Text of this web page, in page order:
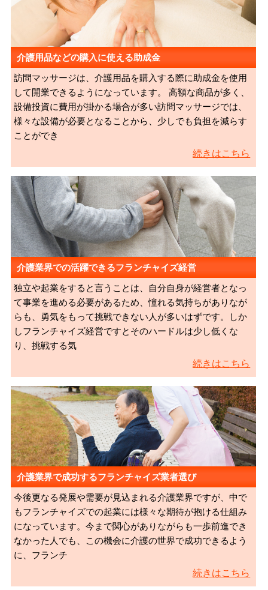
介護用品などの購入に使える助成金
訪問マッサージは、介護用品を購入する際に助成金を使用
して開業できるようになっています。 高額な商品が多く、
設備投資に費用が掛かる場合が多い訪問マッサージでは、
様々な設備が必要となることから、少しでも負担を減らす
ことができ
続きはこちら
介護業界での活躍できるフランチャイズ経営
独立や起業をすると言うことは、自分自身が経営者となっ
て事業を進める必要があるため、憧れる気持ちがありなが
らも、勇気をもって挑戦できない人が多いはずです。しか
しフランチャイズ経営ですとそのハードルは少し低くな
り、挑戦する気
続きはこちら
介護業界で成功するフランチャイズ業者選び
今後更なる発展や需要が見込まれる介護業界ですが、中で
もフランチャイズでの起業には様々な期待が抱ける仕組み
になっています。今まで関心がありながらも一歩前進でき
なかった人でも、この機会に介護の世界で成功できるよう
に、フランチ
続きはこちら